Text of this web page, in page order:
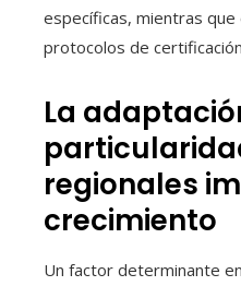
específicas, mientras
protocolos de
La
regionales
crecimiento
Un factor determinante